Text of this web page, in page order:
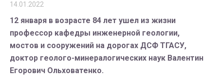
14.01.2022
12 января в возрасте 84 лет ушел из жизни
профессор кафедры инженерной геологии,
мостов и сооружений на дорогах ДСФ ТГАСУ,
доктор геолого-минералогических наук Валентин
Егорович Ольховатенко.